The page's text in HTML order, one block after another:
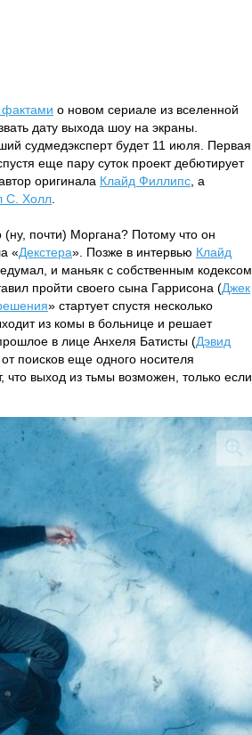
о новом сериале из вселенной
дату выхода шоу на экраны.
судмедэксперт будет 11 июля. Первая
еще пару суток проект дебютирует
оригинала Клайд Филлипс , а
С. Холл
почти) Моргана? Потому что он
«Декстера». Позже в интервью Клайд
и маньяк с собственным кодексом
пройти своего сына Гаррисона (Джек
» стартует спустя несколько
из комы в больнице и решает
в лице Анхеля Батисты (Дэвид
поисков еще одного носителя
что выход из тьмы возможен, только если